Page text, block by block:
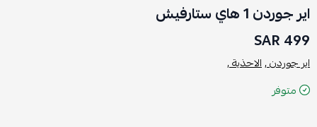
اير جوردن 1 هاي ستارفيش
499 SAR
اير جوردن ,الاحذية ,
متوفر